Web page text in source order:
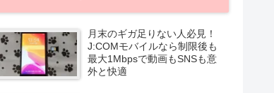
月末のギガ足りない人必見！
J:COMモバイルなら制限後も
最大1Mbpsで動画もSNSも意
外と快適